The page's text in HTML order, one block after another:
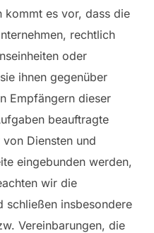
kommt es vor, dass die
rechtlich
oder
ihnen gegenüber
Empfängern dieser
beauftragte
Diensten und
eingebunden werden,
wir die
schließen insbesondere
Vereinbarungen, die